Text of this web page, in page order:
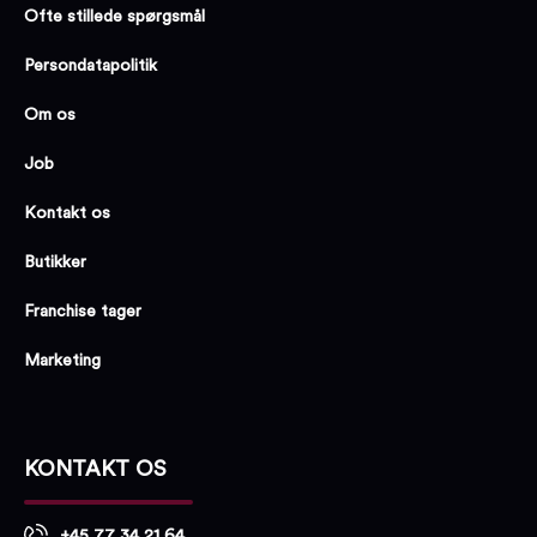
Ofte stillede spørgsmål
Persondatapolitik
Om os
Job
Kontakt os
Butikker
Franchise tager
Marketing
KONTAKT OS